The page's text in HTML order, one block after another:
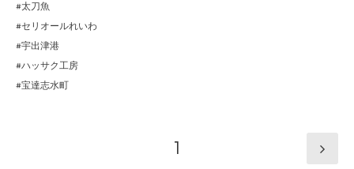
#太刀魚
#セリオールれいわ
#宇出津港
#ハッサク工房
#宝達志水町
1